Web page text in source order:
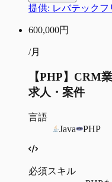
提供: レバテックフ
600,000円
/月
【PHP】CRM
求人・案件
言語
Java
PHP
必須スキル